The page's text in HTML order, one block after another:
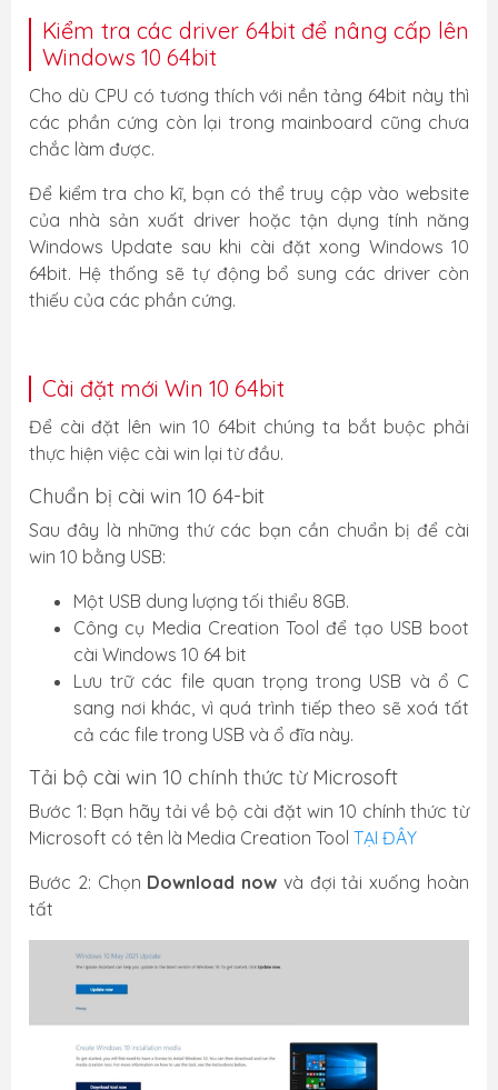
Kiểm tra các driver 64bit để nâng cấp lên
Windows 10 64bit
Cho dù CPU có tương thích với nền tảng 64bit này thì
các phần cứng còn lại trong mainboard cũng chưa
chắc làm được.
Để kiểm tra cho kĩ, bạn có thể truy cập vào website
của nhà sản xuất driver hoặc tận dụng tính năng
Windows Update sau khi cài đặt xong Windows 10
64bit. Hệ thống sẽ tự động bổ sung các driver còn
thiếu của các phần cứng.
Cài đặt mới Win 10 64bit
Để cài đặt lên win 10 64bit chúng ta bắt buộc phải
thực hiện việc cài win lại từ đầu.
Chuẩn bị cài win 10 64-bit
Sau đây là những thứ các bạn cần chuẩn bị để cài
win 10 bằng USB:
Một USB dung lượng tối thiểu 8GB.
Công cụ Media Creation Tool để tạo USB boot
cài Windows 10 64 bit
Lưu trữ các file quan trọng trong USB và ổ C
sang nơi khác, vì quá trình tiếp theo sẽ xoá tất
cả các file trong USB và ổ đĩa này.
Tải bộ cài win 10 chính thức từ Microsoft
Bước 1: Bạn hãy tải về bộ cài đặt win 10 chính thức từ
Microsoft có tên là Media Creation Tool TẠI ĐÂY
Bước 2: Chọn Download now và đợi tải xuống hoàn
tất